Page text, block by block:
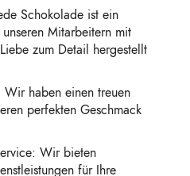
Schokolade ist ein
Mitarbeitern mit
zum Detail hergestellt
Wir haben einen treuen
perfekten Geschmack
Wir bieten
für Ihre